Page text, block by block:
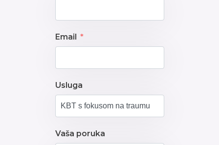
Email
Usluga
Vaša poruka